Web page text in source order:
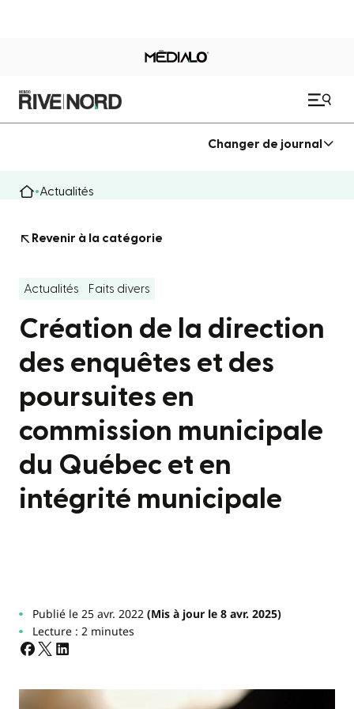
Changer de journal
Actualités
Revenir à la catégorie
Actualités Faits divers
Création de la direction
des enquêtes et des
poursuites en
commission municipale
du Québec et en
intégrité municipale
Publié le 25 avr. 2022(Mis à jour le 8 avr. 2025)
Lecture : 2 minutes